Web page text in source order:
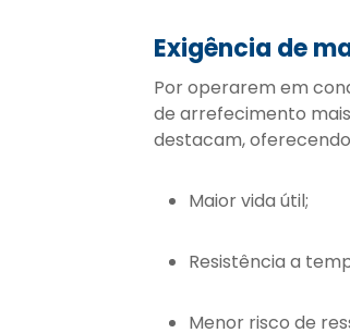
Exigência de
Por operarem em
de arrefecimento
destacam,
Maior vida útil;
Resistência a
Menor risco de